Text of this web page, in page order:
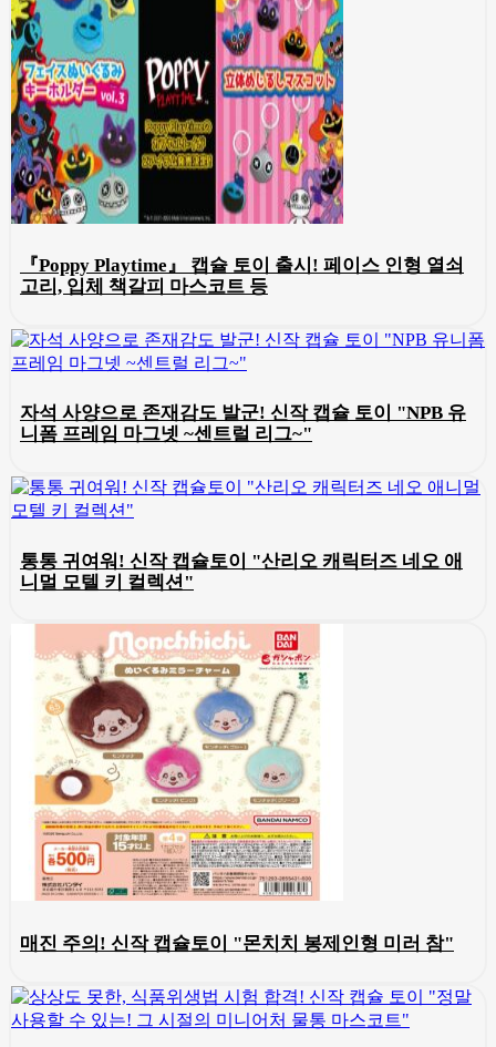
『Poppy Playtime』 캡슐 토이 출시! 페이스 인형 열쇠
고리, 입체 책갈피 마스코트 등
자석 사양으로 존재감도 발군! 신작 캡슐 토이 "NPB 유
니폼 프레임 마그넷 ~센트럴 리그~"
통통 귀여워! 신작 캡슐토이 "산리오 캐릭터즈 네오 애
니멀 모텔 키 컬렉션"
매진 주의! 신작 캡슐토이 "몬치치 봉제인형 미러 참"